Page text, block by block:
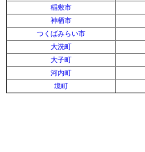
稲敷市
神栖市
つくばみらい市
大洗町
大子町
河内町
境町